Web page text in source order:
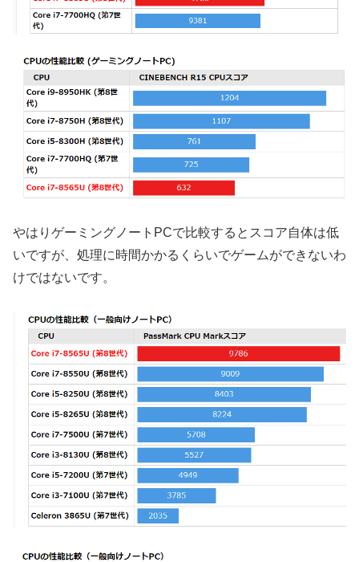
やはりゲーミングノートPCで比較するとスコア自体は低
いですが、処理に時間かかるくらいでゲームができないわ
けではないです。